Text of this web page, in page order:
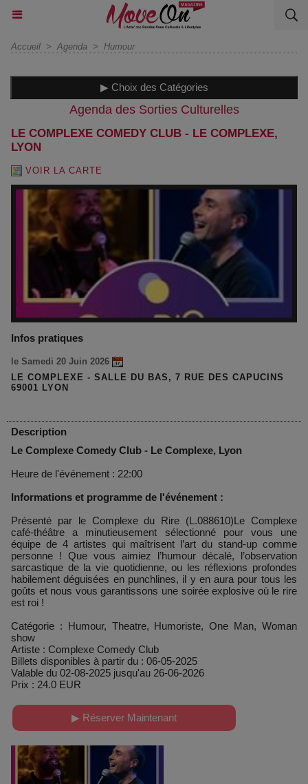
Accueil > Agenda > Humour
▶ Choix des Catégories
Agenda des Sorties Culturelles
LE COMPLEXE COMEDY CLUB - LE COMPLEXE,
LYON
VOIR LA CARTE
Infos pratiques
le Samedi 20 Juin 2026
LE COMPLEXE - SALLE DU BAS, 7 RUE DES CAPUCINS
69001 LYON
Description
Le Complexe Comedy Club - Le Complexe, Lyon
Heure de l'événement : 22:00
Informations et programme de l'événement :
Présenté par le Complexe du Rire (L.088610)Le Complexe
café-théâtre a minutieusement sélectionné pour vous une
équipe de 4 artistes qui maîtrisent l’art du stand-up comme
personne ! Que vous aimiez l’humour décalé, l’observation
sarcastique de la vie quotidienne, ou les réflexions profondes
habilement déguisées en punchlines, il y en aura pour tous les
goûts et nous vous garantissons une soirée explosive où le rire
est roi !
Catégorie : Humour, Theatre, Humoriste, One Man, Woman
show
Artiste : Complexe Comedy Club
Billets disponibles à partir du : 06-05-2025
Valable du 02-08-2025 jusqu'au 26-06-2026
Prix : 24.0 EUR
▶ Réserver Maintenant